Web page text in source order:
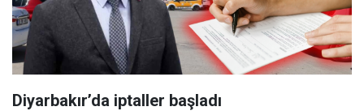
Diyarbakır’da iptaller başladı